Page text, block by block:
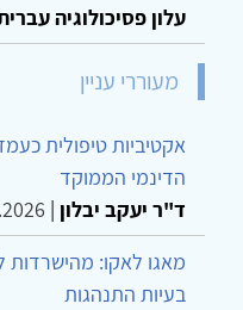
עלון פסיכולוגיה
מעוררי עניין
אקטיביות טיפולית
הדינמי הממוקד
ד"ר יעקב יבלון |
מאגו לאקו: מהישרדות
בעיות התנהגות